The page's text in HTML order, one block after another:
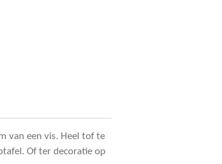
van een vis. Heel tof te
Of ter decoratie op